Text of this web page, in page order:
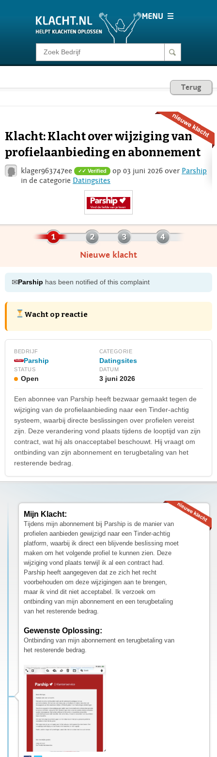
Klacht melden
Consumentenrecht
Voor Bedrijven
Login
Terug
Klacht: Klacht over wijziging van
profielaanbieding en abonnement
klager963747ee ✓ Verified op 03 juni 2026 over Parship
in de categorie Datingsites
Nieuwe klacht
✉Parship has been notified of this complaint
Wacht op reactie
BEDRIJF
Parship
CATEGORIE
Datingsites
STATUS
Open
DATUM
3 juni 2026
Een abonnee van Parship heeft bezwaar gemaakt tegen de
wijziging van de profielaanbieding naar een Tinder-achtig
systeem, waarbij directe beslissingen over profielen vereist
zijn. Deze verandering vond plaats tijdens de looptijd van zijn
contract, wat hij als onacceptabel beschouwt. Hij vraagt om
ontbinding van zijn abonnement en terugbetaling van het
resterende bedrag.
Mijn Klacht:
Tijdens mijn abonnement bij Parship is de manier van
profielen aanbieden gewijzigd naar een Tinder-achtig
platform, waarbij ik direct een blijvende beslissing moet
maken om het volgende profiel te kunnen zien. Deze
wijziging vond plaats terwijl ik al een contract had.
Parship heeft aangegeven dat ze zich het recht
voorbehouden om deze wijzigingen aan te brengen,
maar ik vind dit niet acceptabel. Ik verzoek om
ontbinding van mijn abonnement en een terugbetaling
van het resterende bedrag.
Gewenste Oplossing:
Ontbinding van mijn abonnement en terugbetaling van
het resterende bedrag.